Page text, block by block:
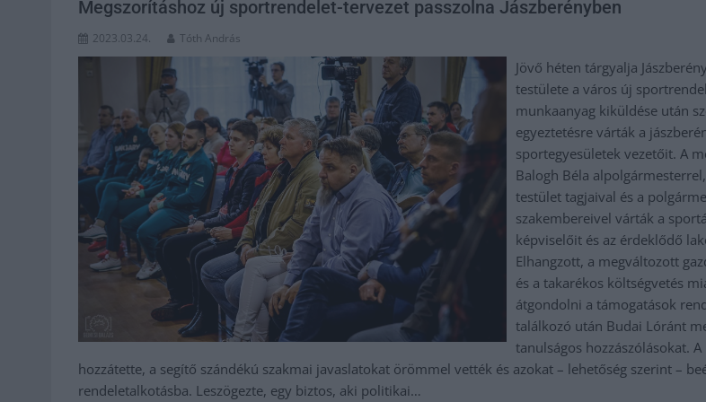
Megszorításhoz új sportrendelet-tervezet passzolna Jászberényben
2023.03.24. Tóth András
Jövő héten tárgyalja
testülete a város új
munkaanyag kiküldése után
egyeztetésre várták a
sportegyesületek vezetőit. A
Balogh Béla
testület tagjaival és a
szakembereivel várták a
képviselőit és az érdeklődő
Elhangzott, a megváltozott
és a takarékos költségvetés
átgondolni a támogatások
találkozó után Budai Lóránt
tanulságos hozzászólásokat.
hozzátette, a segítő szándékú szakmai javaslatokat örömmel vették és azokat – lehetőség szerint –
rendeletalkotásba. Leszögezte, egy biztos, aki politikai…